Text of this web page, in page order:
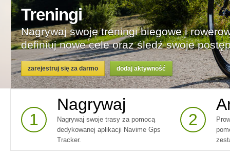
1
Nagrywaj
Nagrywaj swoje trasy za pomocą
dedykowanej aplikacji Navime Gps
Tracker.
2